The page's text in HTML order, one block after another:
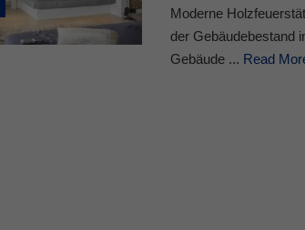
Moderne
der Gebäudebestand
Gebäude ... Read